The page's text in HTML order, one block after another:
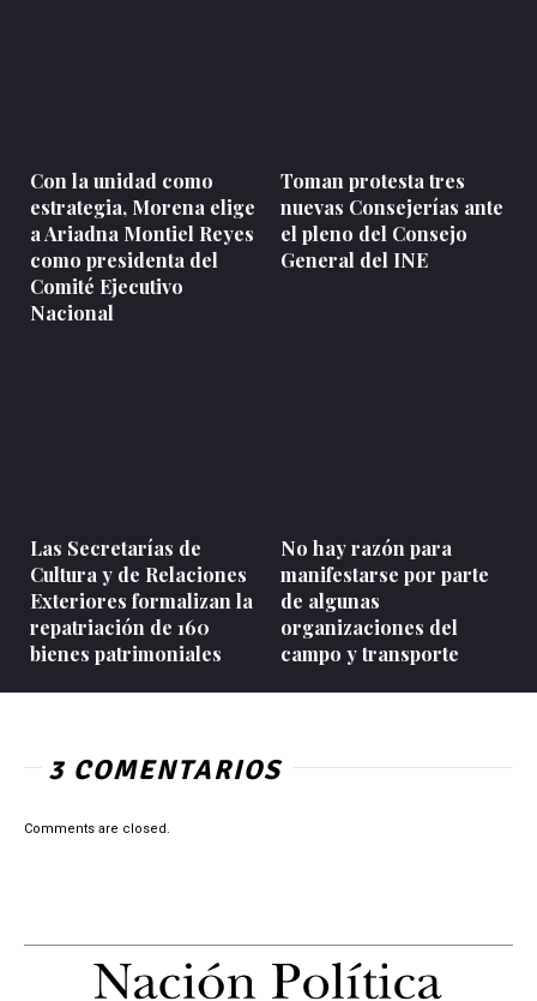
Con la unidad como
estrategia, Morena elige
a Ariadna Montiel Reyes
como presidenta del
Comité Ejecutivo
Nacional
Toman protesta tres
nuevas Consejerías ante
el pleno del Consejo
General del INE
Las Secretarías de
Cultura y de Relaciones
Exteriores formalizan la
repatriación de 160
bienes patrimoniales
No hay razón para
manifestarse por parte
de algunas
organizaciones del
campo y transporte
3 COMENTARIOS
Comments are closed.